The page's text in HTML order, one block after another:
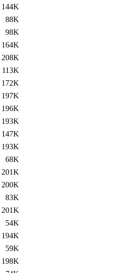
144K
88K
98K
164K
208K
113K
172K
197K
196K
193K
147K
193K
68K
201K
200K
83K
201K
54K
194K
59K
198K